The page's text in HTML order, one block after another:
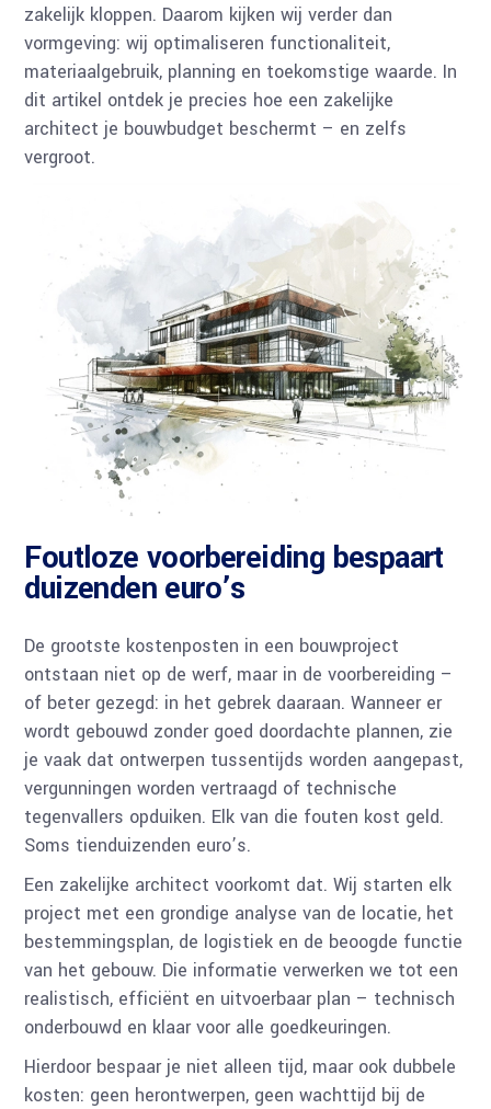
zakelijk kloppen. Daarom kijken wij verder dan
vormgeving: wij optimaliseren functionaliteit,
materiaalgebruik, planning en toekomstige waarde. In
dit artikel ontdek je precies hoe een zakelijke
architect je bouwbudget beschermt – en zelfs
vergroot.
Foutloze voorbereiding bespaart
duizenden euro’s
De grootste kostenposten in een bouwproject
ontstaan niet op de werf, maar in de voorbereiding –
of beter gezegd: in het gebrek daaraan. Wanneer er
wordt gebouwd zonder goed doordachte plannen, zie
je vaak dat ontwerpen tussentijds worden aangepast,
vergunningen worden vertraagd of technische
tegenvallers opduiken. Elk van die fouten kost geld.
Soms tienduizenden euro’s.
Een zakelijke architect voorkomt dat. Wij starten elk
project met een grondige analyse van de locatie, het
bestemmingsplan, de logistiek en de beoogde functie
van het gebouw. Die informatie verwerken we tot een
realistisch, efficiënt en uitvoerbaar plan – technisch
onderbouwd en klaar voor alle goedkeuringen.
Hierdoor bespaar je niet alleen tijd, maar ook dubbele
kosten: geen herontwerpen, geen wachttijd bij de